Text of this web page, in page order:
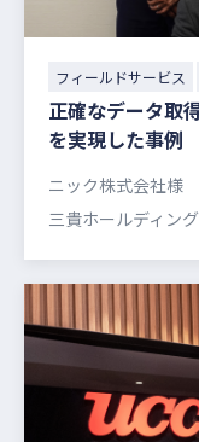
フィールドサービス
正確なデータ取
を実現した事例
ニック株式会社様
三貴ホールディン